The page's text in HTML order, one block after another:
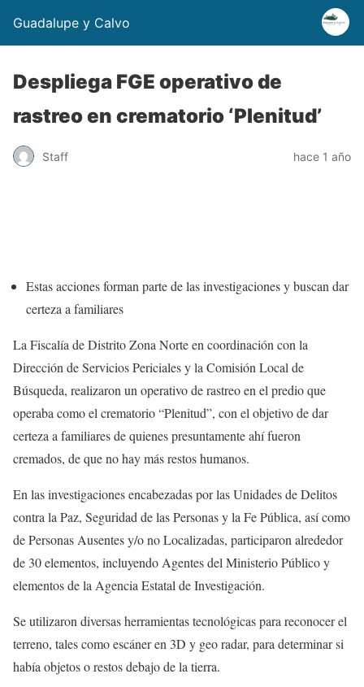
Guadalupe y Calvo
Despliega FGE operativo de
rastreo en crematorio ‘Plenitud’
Staff hace 1 año
Estas acciones forman parte de las investigaciones y buscan dar
certeza a familiares
La Fiscalía de Distrito Zona Norte en coordinación con la
Dirección de Servicios Periciales y la Comisión Local de
Búsqueda, realizaron un operativo de rastreo en el predio que
operaba como el crematorio “Plenitud”, con el objetivo de dar
certeza a familiares de quienes presuntamente ahí fueron
cremados, de que no hay más restos humanos.
En las investigaciones encabezadas por las Unidades de Delitos
contra la Paz, Seguridad de las Personas y la Fe Pública, así como
de Personas Ausentes y/o no Localizadas, participaron alrededor
de 30 elementos, incluyendo Agentes del Ministerio Público y
elementos de la Agencia Estatal de Investigación.
Se utilizaron diversas herramientas tecnológicas para reconocer el
terreno, tales como escáner en 3D y geo radar, para determinar si
había objetos o restos debajo de la tierra.